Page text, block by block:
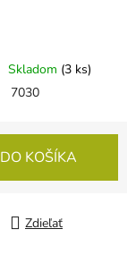
Skladom (3 ks)
7030
DO KOŠÍKA
Zdieľať